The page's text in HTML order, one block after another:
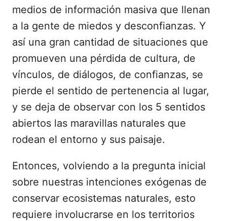
medios de información masiva que llenan
a la gente de miedos y desconfianzas. Y
así una gran cantidad de situaciones que
promueven una pérdida de cultura, de
vínculos, de diálogos, de confianzas, se
pierde el sentido de pertenencia al lugar,
y se deja de observar con los 5 sentidos
abiertos las maravillas naturales que
rodean el entorno y sus paisaje.
Entonces, volviendo a la pregunta inicial
sobre nuestras intenciones exógenas de
conservar ecosistemas naturales, esto
requiere involucrarse en los territorios